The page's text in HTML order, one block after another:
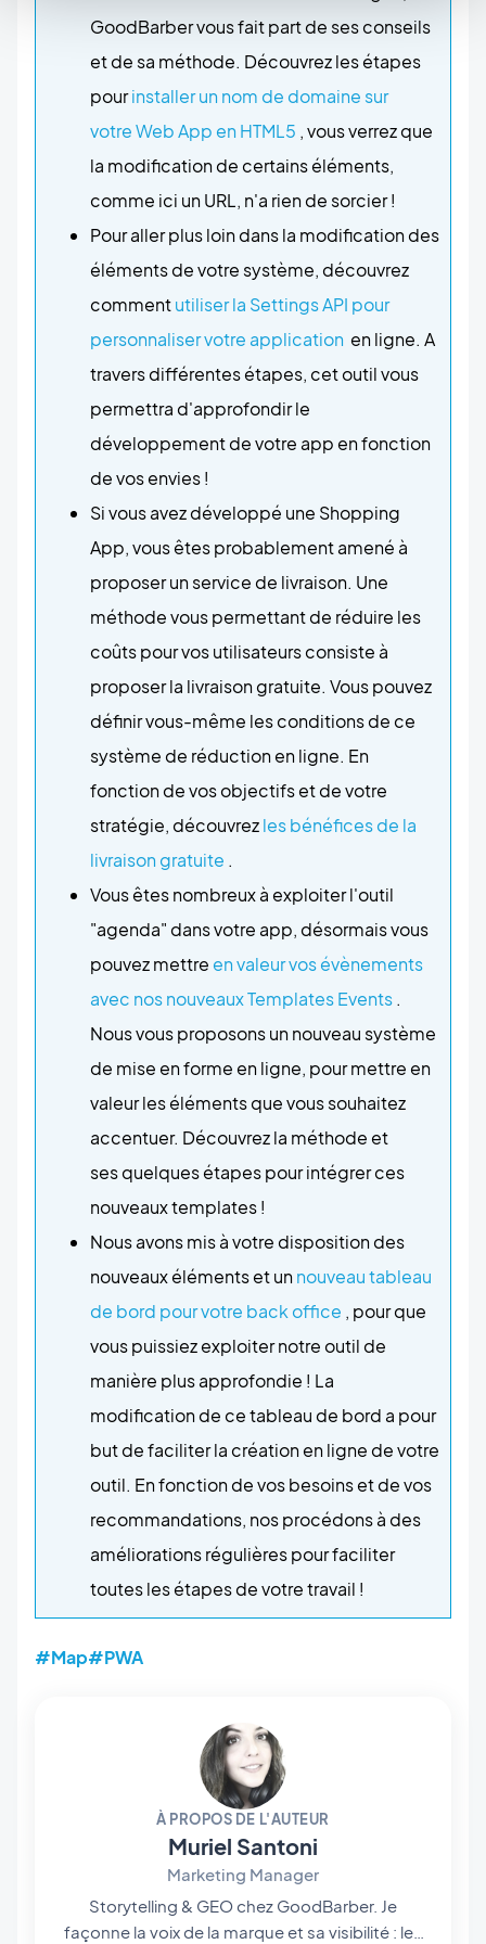
GoodBarber vous fait part de ses conseils
et de sa méthode. Découvrez les étapes
pourinstaller un nom de domaine sur
votre Web App en HTML5 , vous verrez que
la modification de certains éléments,
comme ici un URL, n'a rien de sorcier !
Pour aller plus loin dans la modification des
éléments de votre système, découvrez
commentutiliser la Settings API pour
personnaliser votre application en ligne. A
travers différentes étapes, cet outil vous
permettra d'approfondir le
développement de votre app en fonction
de vos envies !
Si vous avez développé une Shopping
App, vous êtes probablement amené à
proposer un service de livraison. Une
méthode vous permettant de réduire les
coûts pour vos utilisateurs consiste à
proposer la livraison gratuite. Vous pouvez
définir vous-même les conditions de ce
système de réduction en ligne. En
fonction de vos objectifs et de votre
stratégie, découvrezles bénéfices de la
livraison gratuite .
Vous êtes nombreux à exploiter l'outil
"agenda" dans votre app, désormais vous
pouvez mettre en valeur vos évènements
avec nos nouveaux Templates Events .
Nous vous proposons un nouveau système
de mise en forme en ligne, pour mettre en
valeur les éléments que vous souhaitez
accentuer. Découvrez la méthode et
ses quelques étapes pour intégrer ces
nouveaux templates !
Nous avons mis à votre disposition des
nouveaux éléments et unnouveau tableau
de bord pour votre back office , pour que
vous puissiez exploiter notre outil de
manière plus approfondie ! La
modification de ce tableau de bord a pour
but de faciliter la création en ligne de votre
outil. En fonction de vos besoins et de vos
recommandations, nos procédons à des
améliorations régulières pour faciliter
toutes les étapes de votre travail !
#Map#PWA
À PROPOS DE L'AUTEUR
Muriel Santoni
Marketing Manager
Storytelling & GEO chez GoodBarber. Je
façonne la voix de la marque et sa visibilité : les